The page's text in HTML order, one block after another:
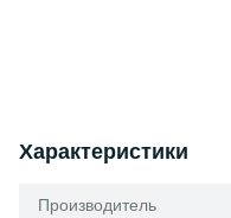
Характеристики
Производитель